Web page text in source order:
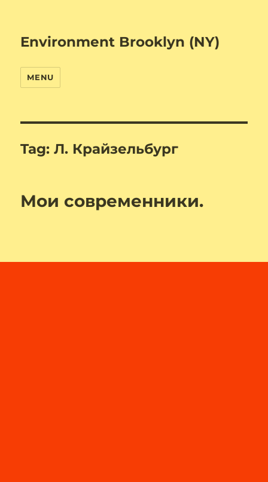
Environment Brooklyn (NY)
MENU
Tag:Л. Крайзельбург
Мои современники.